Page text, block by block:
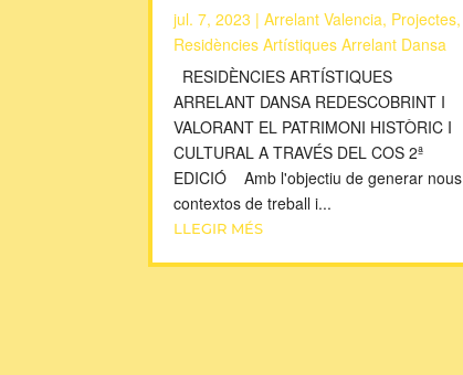
jul. 7, 2023 |Arrelant Valencia, Projectes,
Residències Artístiques Arrelant Dansa
RESIDÈNCIES ARTÍSTIQUES
ARRELANT DANSA REDESCOBRINT I
VALORANT EL PATRIMONI HISTÒRIC I
CULTURAL A TRAVÉS DEL COS 2ª
EDICIÓ Amb l'objectiu de generar nous
contextos de treball i...
LLEGIR MÉS